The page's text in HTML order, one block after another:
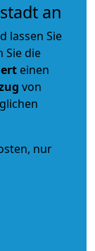
an
lassen Sie
Sie die
einen
von
nur